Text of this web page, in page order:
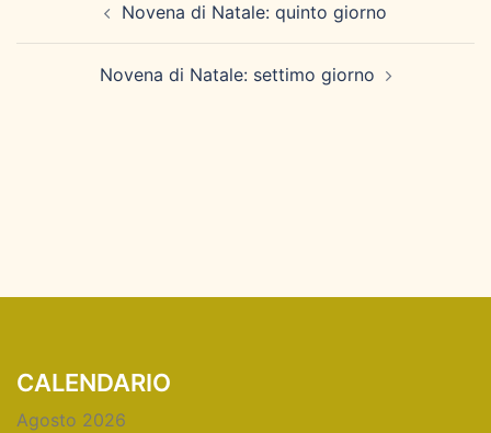
articolo Novena di Natale: quinto giorno
Novena di Natale: settimo giorno
CALENDARIO
Agosto 2026